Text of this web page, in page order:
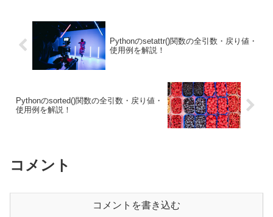
Pythonのsetattr()関数の全引数・戻り値・
使用例を解説！
Pythonのsorted()関数の全引数・戻り値・
使用例を解説！
コメント
コメントを書き込む